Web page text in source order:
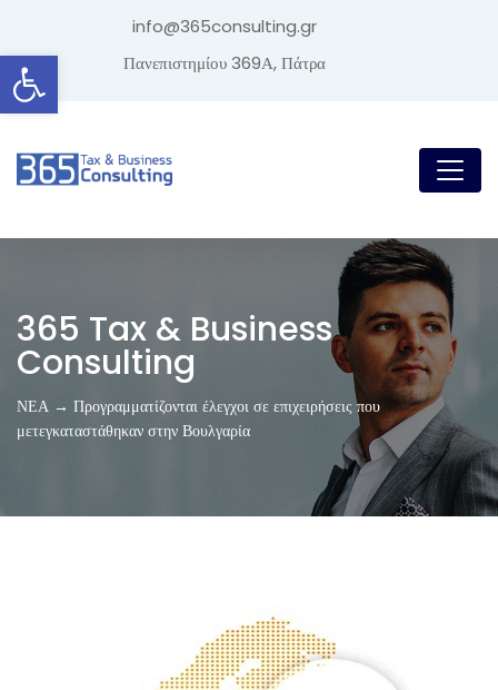
Ανοίξτε τη γραμμή εργαλείων
info@365consulting.gr
Πανεπιστημίου 369Α, Πάτρα
365 Tax & Business
Consulting
ΝΕΑ → Προγραμματίζονται έλεγχοι σε επιχειρήσεις που
μετεγκαταστάθηκαν στην Βουλγαρία